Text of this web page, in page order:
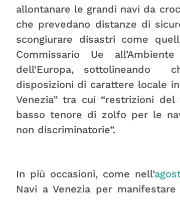
allontanare le grandi navi da
che prevedano distanze di
scongiurare disastri come
Commissario Ue
dell’Europa, sottolineando
disposizioni di carattere locale
Venezia” tra cui “restrizioni
basso tenore di zolfo per le
non discriminatorie”.
In più occasioni, come nell’
Navi a Venezia per